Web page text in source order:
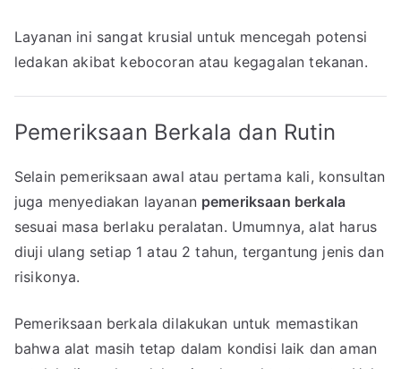
Layanan ini sangat krusial untuk mencegah potensi
ledakan akibat kebocoran atau kegagalan tekanan.
Pemeriksaan Berkala dan Rutin
Selain pemeriksaan awal atau pertama kali, konsultan
juga menyediakan layanan pemeriksaan berkala
sesuai masa berlaku peralatan. Umumnya, alat harus
diuji ulang setiap 1 atau 2 tahun, tergantung jenis dan
risikonya.
Pemeriksaan berkala dilakukan untuk memastikan
bahwa alat masih tetap dalam kondisi laik dan aman